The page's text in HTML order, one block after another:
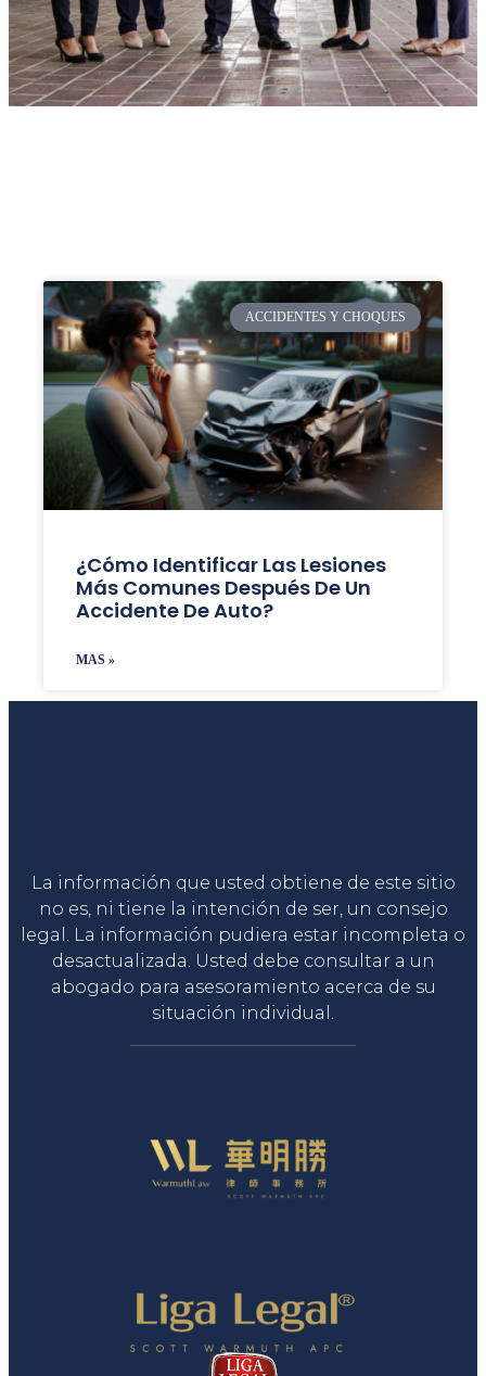
ACCIDENTES Y CHOQUES
¿Cómo Identificar Las Lesiones
Más Comunes Después De Un
Accidente De Auto?
MAS »
La información que usted obtiene de este sitio
no es, ni tiene la intención de ser, un consejo
legal. La información pudiera estar incompleta o
desactualizada. Usted debe consultar a un
abogado para asesoramiento acerca de su
situación individual.